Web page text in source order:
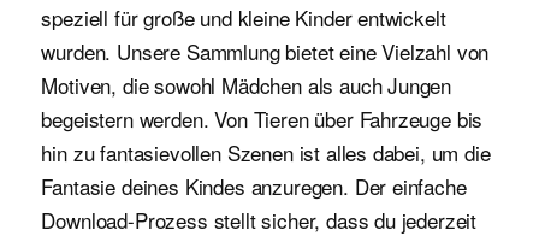
speziell für große und kleine Kinder entwickelt
wurden. Unsere Sammlung bietet eine Vielzahl von
Motiven, die sowohl Mädchen als auch Jungen
begeistern werden. Von Tieren über Fahrzeuge bis
hin zu fantasievollen Szenen ist alles dabei, um die
Fantasie deines Kindes anzuregen. Der einfache
Download-Prozess stellt sicher, dass du jederzeit